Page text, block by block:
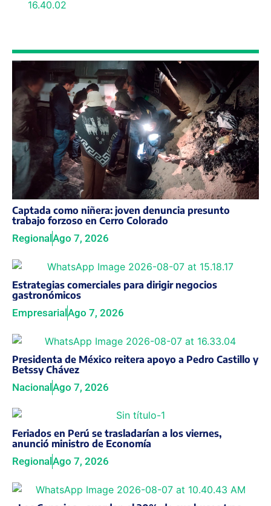
Captada como niñera: joven denuncia presunto
trabajo forzoso en Cerro Colorado
Regional Ago 7, 2026
Estrategias comerciales para dirigir negocios
gastronómicos
EmpresarialAgo 7, 2026
Presidenta de México reitera apoyo a Pedro Castillo y
Betssy Chávez
NacionalAgo 7, 2026
Feriados en Perú se trasladarían a los viernes,
anunció ministro de Economía
Regional Ago 7, 2026